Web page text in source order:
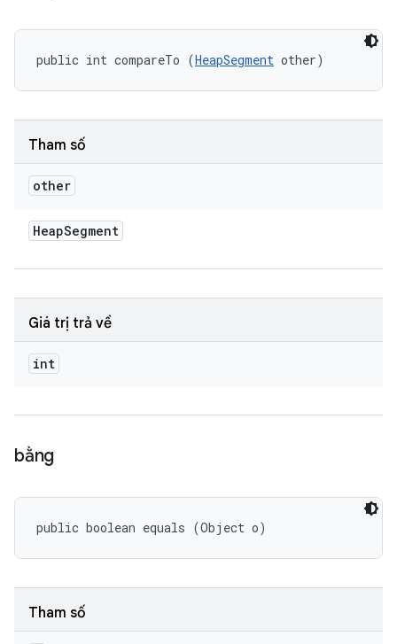
public int compareTo (HeapSegment other)
Tham số
other
HeapSegment
Giá trị trả về
int
bằng
public boolean equals (Object o)
Tham số